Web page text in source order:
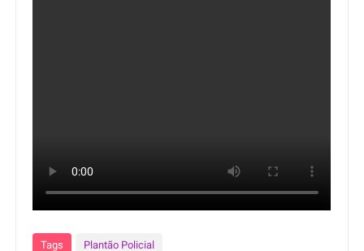
Tags Plantão Policial